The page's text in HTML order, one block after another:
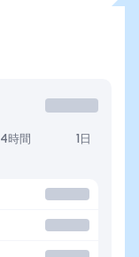
4時間 1日